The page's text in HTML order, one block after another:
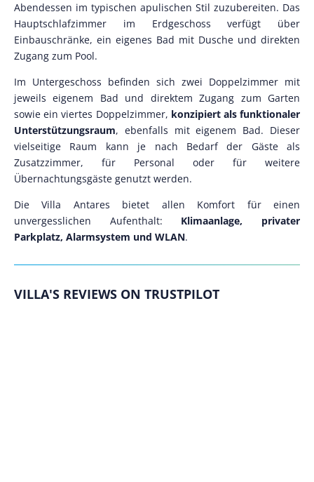
Abendessen im typischen apulischen Stil zuzubereiten. Das
Hauptschlafzimmer im Erdgeschoss verfügt über
Einbauschränke, ein eigenes Bad mit Dusche und direkten
Zugang zum Pool.
Im Untergeschoss befinden sich zwei Doppelzimmer mit
jeweils eigenem Bad und direktem Zugang zum Garten
sowie ein viertes Doppelzimmer, konzipiert als funktionaler
Unterstützungsraum, ebenfalls mit eigenem Bad. Dieser
vielseitige Raum kann je nach Bedarf der Gäste als
Zusatzzimmer, für Personal oder für weitere
Übernachtungsgäste genutzt werden.
Die Villa Antares bietet allen Komfort für einen
unvergesslichen Aufenthalt: Klimaanlage, privater
Parkplatz, Alarmsystem und WLAN.
VILLA'S REVIEWS ON TRUSTPILOT